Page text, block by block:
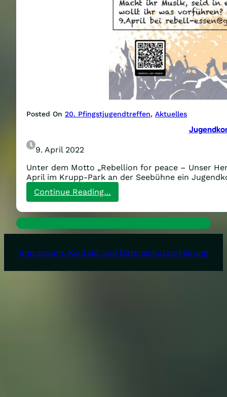
Posted On 20. Pfingstjugendtreffen, Aktuelles
9. April 2022
Unter dem Motto „Rebellion for peace – Unser
April im Krupp-Park an der Seebühne ein
Continue Reading…
Jugendkonzert
am
16.April!
Impressum, Kontakt und Datenschutzerklärung